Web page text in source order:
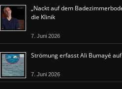
„Nackt auf dem
die Klinik
7. Juni 2026
Strömung erfasst Ali Bumayé
7. Juni 2026